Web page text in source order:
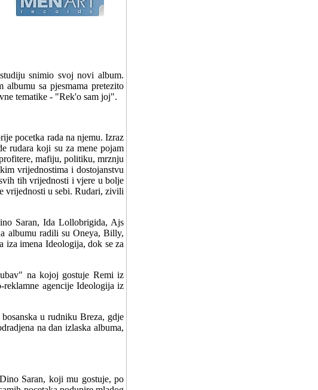
snimio svoj novi album.
sa pjesmama pretezito
tematike - "Rek'o sam joj".
pocetka rada na njemu. Izraz
rudara koji su za mene pojam
mafiju, politiku, mrznju
vrijednostima i dostojanstvu
tih vrijednosti i vjere u bolje
vrijednosti u sebi. Rudari, zivili
Saran, Ida Lollobrigida, Ajs
albumu radili su Oneya, Billy,
iza imena Ideologija, dok se za
na kojoj gostuje Remi iz
agencije Ideologija iz
u rudniku Breza, gdje
na dan izlaska albuma,
Saran, koji mu gostuje, po